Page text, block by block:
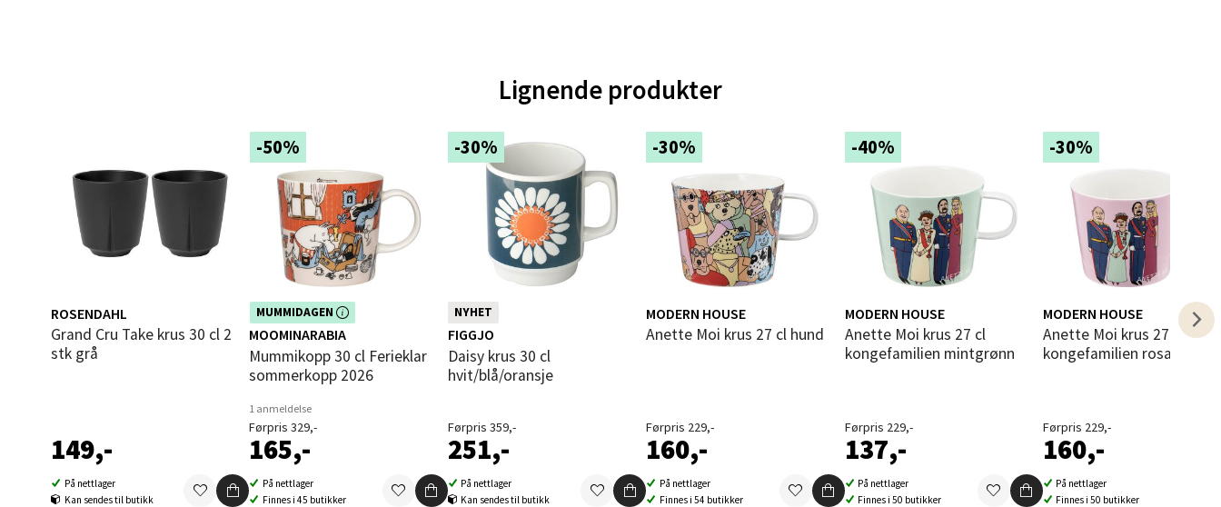
Lignende produkter
ROSENDAHL
Grand Cru Take krus 30 cl 2
stk grå
149,-
På nettlager
Kan sendes til butikk
-50%
MUMMIDAGEN
Dette produktet er inkludert i vår
kampanje. Benytt deg av rabatten i
dag!
MOOMINARABIA
Mummikopp 30 cl Ferieklar
sommerkopp 2026
1 anmeldelse
Førpris 329,-
165,-
På nettlager
Finnes i 45 butikker
-30%
NYHET
FIGGJO
Daisy krus 30 cl
hvit/blå/oransje
Førpris 359,-
251,-
På nettlager
Kan sendes til butikk
-30%
MODERN HOUSE
Anette Moi krus 27 cl hund
Førpris 229,-
160,-
På nettlager
Finnes i 54 butikker
-40%
MODERN HOUSE
Anette Moi krus 27 cl
kongefamilien mintgrønn
Førpris 229,-
137,-
På nettlager
Finnes i 50 butikker
-30%
MODERN HOUSE
Anette Moi krus 27 cl
kongefamilien rosa
Førpris 229,-
160,-
På nettlager
Finnes i 50 butikker
Sandvika - Thon Senter Sandvika
Brodtkorbsgate 7, 1338 Sandvika
Åpent i dag 09-19
0 i butikk
Velg
Bergen - Thon Senter Sartor
Sartorvegen 12, 5353 Straume
Åpent i dag 10-18
Trondheim - Sirkus Shopping